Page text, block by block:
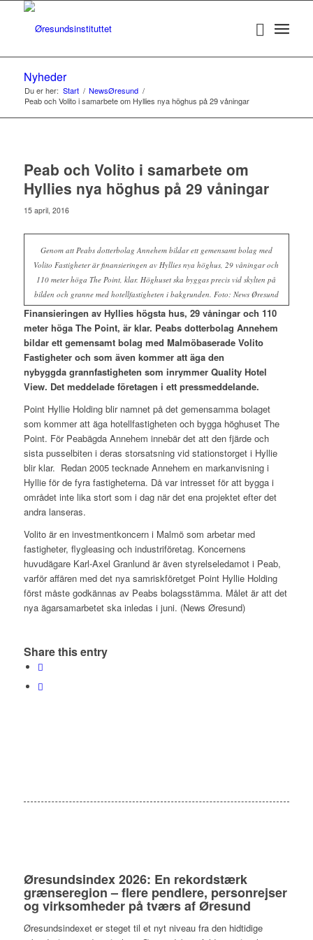
Nyheder
Du er her: Start / NewsØresund /
Peab och Volito i samarbete om Hyllies nya höghus på 29 våningar
Peab och Volito i samarbete om
Hyllies nya höghus på 29 våningar
15 april, 2016
Genom att Peabs dotterbolag Annehem bildar ett gemensamt bolag med
Volito Fastigheter är finansieringen av Hyllies nya höghus, 29 våningar och
110 meter höga The Point, klar. Höghuset ska byggas precis vid skylten på
bilden och granne med hotellfastigheten i bakgrunden. Foto: News Øresund
Finansieringen av Hyllies högsta hus, 29 våningar och 110
meter höga The Point, är klar. Peabs dotterbolag Annehem
bildar ett gemensamt bolag med Malmöbaserade Volito
Fastigheter och som även kommer att äga den
nybyggda grannfastigheten som inrymmer Quality Hotel
View. Det meddelade företagen i ett pressmeddelande.
Point Hyllie Holding blir namnet på det gemensamma bolaget
som kommer att äga hotellfastigheten och bygga höghuset The
Point. För Peabägda Annehem innebär det att den fjärde och
sista pusselbiten i deras storsatsning vid stationstorget i Hyllie
blir klar. Redan 2005 tecknade Annehem en markanvisning i
Hyllie för de fyra fastigheterna. Då var intresset för att bygga i
området inte lika stort som i dag när det ena projektet efter det
andra lanseras.
Volito är en investmentkoncern i Malmö som arbetar med
fastigheter, flygleasing och industriföretag. Koncernens
huvudägare Karl-Axel Granlund är även styrelseledamot i Peab,
varför affären med det nya samriskföretget Point Hyllie Holding
först måste godkännas av Peabs bolagsstämma. Målet är att det
nya ägarsamarbetet ska inledas i juni. (News Øresund)
Share this entry
Øresundsindex 2026: En rekordstærk
grænseregion – flere pendlere, personrejser
og virksomheder på tværs af Øresund
Øresundsindexet er steget til et nyt niveau fra den hidtidige